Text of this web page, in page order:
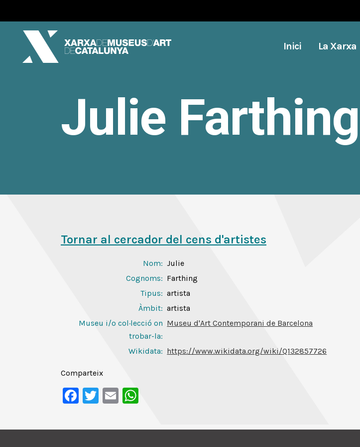
Inici La Xarxa
Julie Farthing
Tornar al cercador del cens d'artistes
Nom: Julie
Cognoms: Farthing
Tipus: artista
Àmbit: artista
Museu i/o col·lecció on
trobar-la:
Museu d'Art Contemporani de Barcelona
Wikidata: https://www.wikidata.org/wiki/Q132857726
Comparteix
Facebook
Twitter
Email